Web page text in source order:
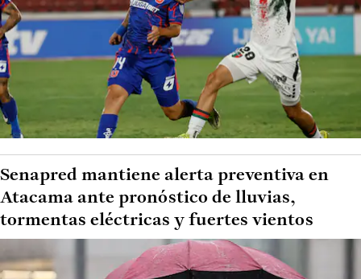
Senapred mantiene alerta preventiva en
Atacama ante pronóstico de lluvias,
tormentas eléctricas y fuertes vientos